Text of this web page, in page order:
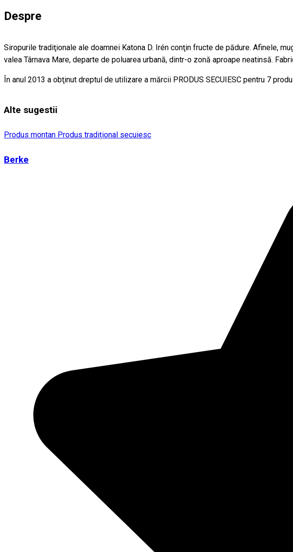
Despre
Siropurile tradiţionale ale doamnei Katona D. Irén conţin fructe de pădure. Afinele,
valea Târnava Mare, departe de poluarea urbană, dintr-o zonă aproape neatinsă.
În anul 2013 a obţinut dreptul de utilizare a mărcii PRODUS SECUIESC pentru 7
Alte sugestii
Produs montan Produs tradițional secuiesc
Berke